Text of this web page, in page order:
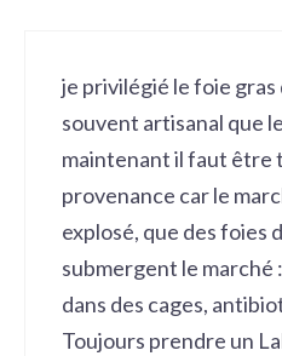
je privilégié le foie gras
souvent artisanal que
maintenant il faut être
provenance car le
explosé, que des foies
submergent le
dans des cages,
Toujours prendre un